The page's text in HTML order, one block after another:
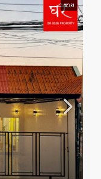
ขาย